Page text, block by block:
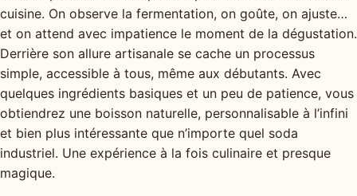
cuisine. On observe la fermentation, on goûte, on ajuste…
et on attend avec impatience le moment de la dégustation.
Derrière son allure artisanale se cache un processus
simple, accessible à tous, même aux débutants. Avec
quelques ingrédients basiques et un peu de patience, vous
obtiendrez une boisson naturelle, personnalisable à l’infini
et bien plus intéressante que n’importe quel soda
industriel. Une expérience à la fois culinaire et presque
magique.